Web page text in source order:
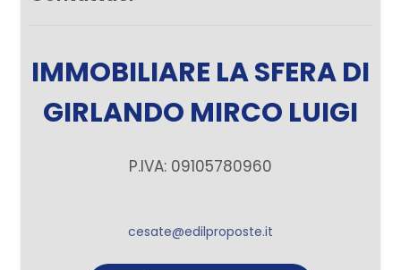
IMMOBILIARE LA SFERA DI
GIRLANDO MIRCO LUIGI
P.IVA: 09105780960
cesate@edilproposte.it